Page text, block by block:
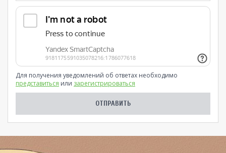
Для получения уведомлений об ответах необходимо
представиться или зарегистрироваться